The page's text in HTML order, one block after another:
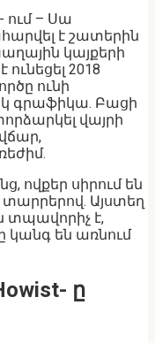
ում – Սա
է շատերին
կայքերի
2018
ունի
գրաֆիկա. Բացի
վայրի
ովքեր սիրում են
Այստեղ
տպավորիչ է,
կանգ են առնում
ը